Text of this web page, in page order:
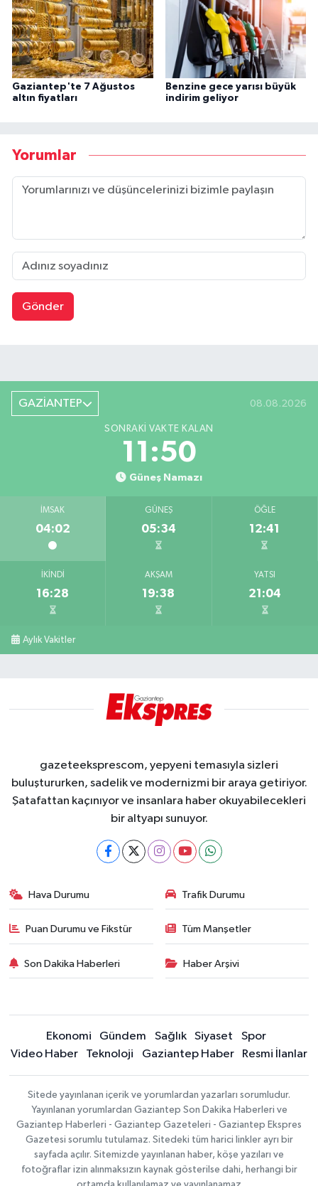
Gaziantep'te 7 Ağustos
altın fiyatları
Benzine gece yarısı büyük
indirim geliyor
Yorumlar
Gönder
GAZİANTEP 08.08.2026
SONRAKI VAKTE KALAN
11:50
Güneş Namazı
İMSAK
04:02
GÜNEŞ
05:34
ÖĞLE
12:41
İKINDI
16:28
AKŞAM
19:38
YATSI
21:04
Aylık Vakitler
gazeteeksprescom, yepyeni temasıyla sizleri
buluştururken, sadelik ve modernizmi bir araya getiriyor.
Şatafattan kaçınıyor ve insanlara haber okuyabilecekleri
bir altyapı sunuyor.
Hava Durumu Trafik Durumu
Puan Durumu ve Fikstür Tüm Manşetler
Son Dakika Haberleri Haber Arşivi
Ekonomi Gündem Sağlık Siyaset
Spor
Video Haber
Teknoloji Gaziantep Haber Resmi İlanlar
Sitede yayınlanan içerik ve yorumlardan yazarları sorumludur.
Yayınlanan yorumlardan Gaziantep Son Dakika Haberleri ve
Gaziantep Haberleri - Gaziantep Gazeteleri - Gaziantep Ekspres
Gazetesi sorumlu tutulamaz. Sitedeki tüm harici linkler ayrı bir
sayfada açılır. Sitemizde yayınlanan haber, köşe yazıları ve
fotoğraflar izin alınmaksızın kaynak gösterilse dahi, herhangi bir